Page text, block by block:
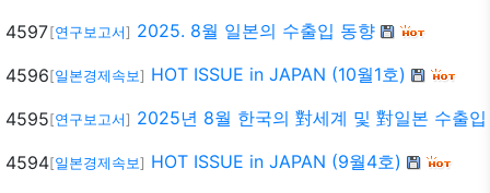
4597 [연구보고서] 2025. 8월 일본의 수출입 동향
4596 [일본경제속보] HOT ISSUE in JAPAN (10월1호)
4595 [연구보고서] 2025년 8월 한국의 對세계 및 對일본 수출
4594[일본경제속보] HOT ISSUE in JAPAN (9월4호)